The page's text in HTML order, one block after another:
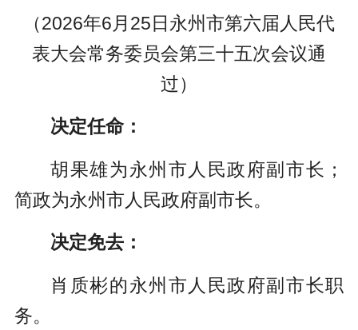
（2026年6月25日永州市第六届人民代
表大会常务委员会第三十五次会议通
过）
决定任命：
胡果雄为永州市人民政府副市长；
简政为永州市人民政府副市长。
决定免去：
肖质彬的永州市人民政府副市长职
务。